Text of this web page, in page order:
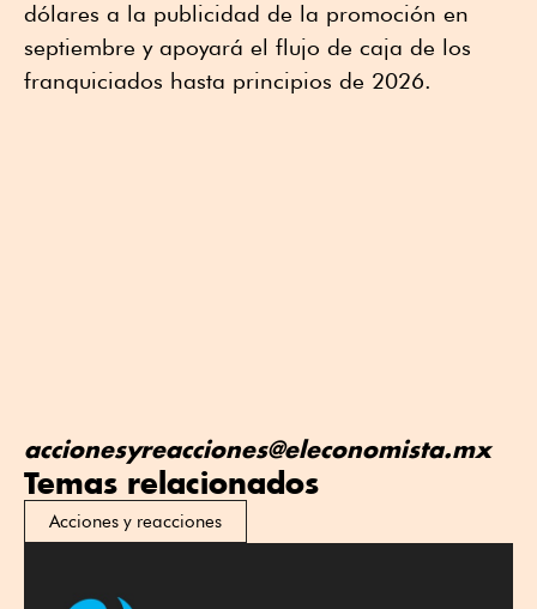
dólares a la publicidad de la promoción en
septiembre y apoyará el flujo de caja de los
franquiciados hasta principios de 2026.
accionesyreacciones@eleconomista.mx
Temas relacionados
Acciones y reacciones